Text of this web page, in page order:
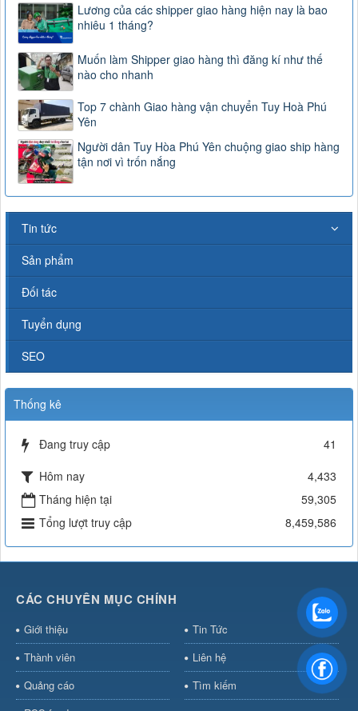
Lương của các shipper giao hàng hiện nay là bao
nhiêu 1 tháng?
Muốn làm Shipper giao hàng thì đăng kí như thế
nào cho nhanh
Top 7 chành Giao hàng vận chuyển Tuy Hoà Phú
Yên
Người dân Tuy Hòa Phú Yên chuộng giao ship hàng
tận nơi vì trốn nắng
Tin tức
Sản phẩm
Đối tác
Tuyển dụng
SEO
Thống kê
Đang truy cập
41
Hôm nay
4,433
Tháng hiện tại
59,305
Tổng lượt truy cập
8,459,586
CÁC CHUYÊN MỤC CHÍNH
Giới thiệu
Tin Tức
Thành viên
Liên hệ
Quảng cáo
Tìm kiếm